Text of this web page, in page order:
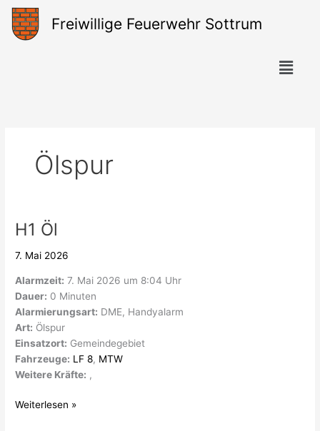
Zum
Inhalt
springen
Freiwillige Feuerwehr Sottrum
Menü
Ölspur
H1 Öl
7. Mai 2026
Alarmzeit: 7. Mai 2026 um 8:04 Uhr
Dauer: 0 Minuten
Alarmierungsart: DME, Handyalarm
Art: Ölspur
Einsatzort: Gemeindegebiet
Fahrzeuge: LF 8, MTW
Weitere Kräfte: ,
H1
Weiterlesen »